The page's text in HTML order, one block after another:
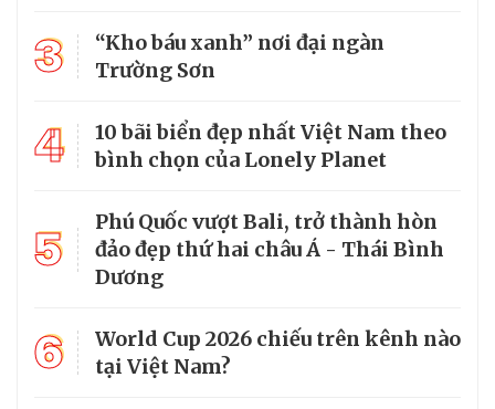
3
“Kho báu xanh” nơi đại ngàn
Trường Sơn
4
10 bãi biển đẹp nhất Việt Nam theo
bình chọn của Lonely Planet
5
Phú Quốc vượt Bali, trở thành hòn
đảo đẹp thứ hai châu Á - Thái Bình
Dương
6
World Cup 2026 chiếu trên kênh nào
tại Việt Nam?